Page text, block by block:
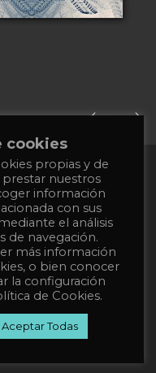
+34
651
862
863
Singulart:
cookies
propias y de
nuestros
información
con sus
el análisis
de navegación.
más información
o bien conocer
la configuración
de Cookies.
Aceptar Todas